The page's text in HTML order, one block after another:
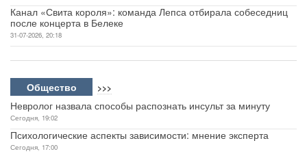
Канал «Свита короля»: команда Лепса отбирала собеседниц
после концерта в Белеке
31-07-2026, 20:18
Общество >>>
Невролог назвала способы распознать инсульт за минуту
Сегодня, 19:02
Психологические аспекты зависимости: мнение эксперта
Сегодня, 17:00